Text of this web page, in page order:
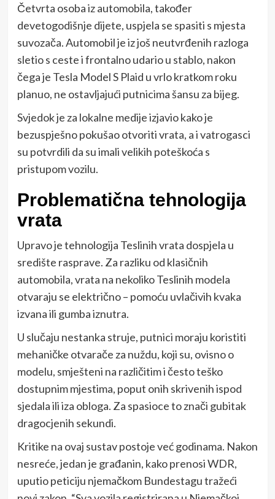
Četvrta osoba iz automobila, također
devetogodišnje dijete, uspjela se spasiti s mjesta
suvozača. Automobil je iz još neutvrđenih razloga
sletio s ceste i frontalno udario u stablo, nakon
čega je Tesla Model S Plaid u vrlo kratkom roku
planuo, ne ostavljajući putnicima šansu za bijeg.
Svjedok je za lokalne medije izjavio kako je
bezuspješno pokušao otvoriti vrata, a i vatrogasci
su potvrdili da su imali velikih poteškoća s
pristupom vozilu.
Problematična tehnologija
vrata
Upravo je tehnologija Teslinih vrata dospjela u
središte rasprave. Za razliku od klasičnih
automobila, vrata na nekoliko Teslinih modela
otvaraju se električno – pomoću uvlačivih kvaka
izvana ili gumba iznutra.
U slučaju nestanka struje, putnici moraju koristiti
mehaničke otvarače za nuždu, koji su, ovisno o
modelu, smješteni na različitim i često teško
dostupnim mjestima, poput onih skrivenih ispod
sjedala ili iza obloga. Za spasioce to znači gubitak
dragocjenih sekundi.
Kritike na ovaj sustav postoje već godinama. Nakon
nesreće, jedan je građanin, kako prenosi WDR,
uputio peticiju njemačkom Bundestagu tražeći